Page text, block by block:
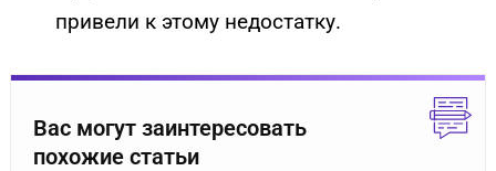
привели к этому недостатку.
Вас могут заинтересовать
похожие статьи